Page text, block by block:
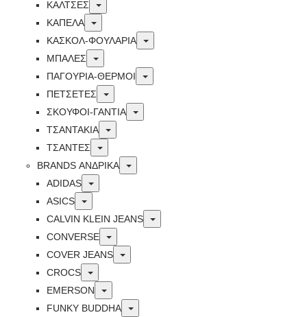
ΚΑΛΤΣΕΣ
Toggle
ΚΑΠΕΛΑ
Toggle
ΚΑΣΚΟΛ-ΦΟΥΛΑΡΙΑ
Toggle
ΜΠΑΛΕΣ
Toggle
ΠΑΓΟΥΡΙΑ-ΘΕΡΜΟΙ
Toggle
ΠΕΤΣΈΤΕΣ
Toggle
ΣΚΟΥΦΟΙ-ΓΑΝΤΙΑ
Toggle
ΤΣΑΝΤΑΚΙΑ
Toggle
ΤΣΑΝΤΕΣ
Toggle
BRANDS ΑΝΔΡΙΚΆ
Toggle
ADIDAS
Toggle
ASICS
Toggle
CALVIN KLEIN JEANS
Toggle
CONVERSE
Toggle
COVER JEANS
Toggle
CROCS
Toggle
EMERSON
Toggle
FUNKY BUDDHA
Toggle